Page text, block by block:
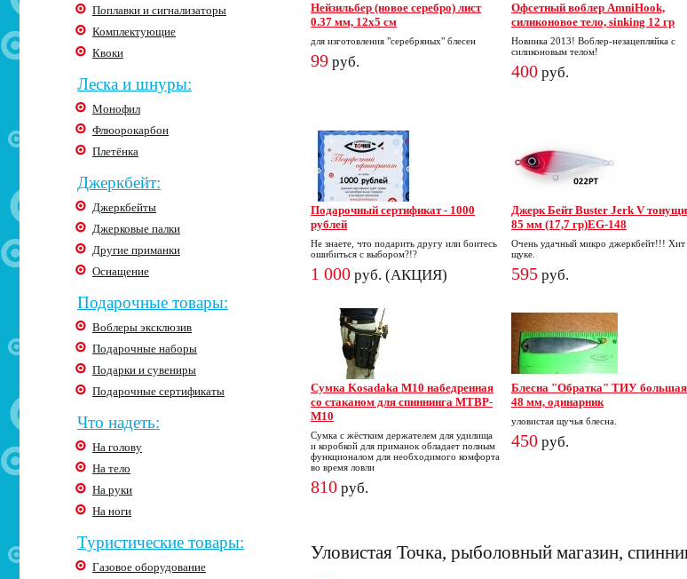
Поплавки и сигнализаторы
Комплектующие
Квоки
Леска и шнуры:
Монофил
Флюорокарбон
Плетёнка
Джеркбейт:
Джеркбейты
Джерковые палки
Другие приманки
Оснащение
Подарочные товары:
Воблеры эксклюзив
Подарочные наборы
Подарки и сувениры
Подарочные сертификаты
Что надеть:
На голову
На тело
На руки
На ноги
Туристические товары:
Газовое оборудование
Нейзильбер (новое серебро) лист
0.37 мм, 12х5 см
для изготовления "серебряных" блесен
99 руб.
Офсетный воблер AmniHook,
силиконовое тело, sinking 12 гр
Новинка 2013! Воблер-незацепляйка с
силиконовым телом!
400 руб.
Подарочный сертификат - 1000
рублей
Не знаете, что подарить другу или боитесь
ошибиться с выбором?!?
1 000 руб. (АКЦИЯ)
Джерк Бейт Buster Jerk V
85 мм (17,7 гр)EG-148
Очень удачный микро джеркбейт!!! Хит
щуке.
595 руб.
Cумка Kosadaka M10 набедренная
со стаканом для спиннинга MTBP-
M10
Сумка с жёстким держателем для удилища
и коробкой для приманок обладает полным
функционалом для необходимого комфорта
во время ловли
810 руб.
Блесна "Обратка" ТИУ большая
48 мм, одинарник
уловистая щучья блесна.
450 руб.
Уловистая Точка, рыболовный магазин,